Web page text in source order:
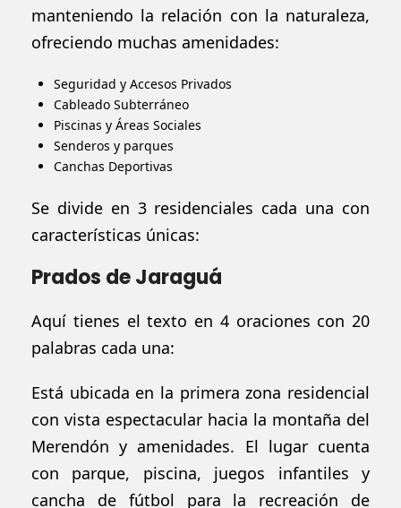
manteniendo la relación con la naturaleza,
ofreciendo muchas amenidades:
Seguridad y Accesos Privados
Cableado Subterráneo
Piscinas y Áreas Sociales
Senderos y parques
Canchas Deportivas
Se divide en 3 residenciales cada una con
características únicas:
Prados de Jaraguá
Aquí tienes el texto en 4 oraciones con 20
palabras cada una:
Está ubicada en la primera zona residencial
con vista espectacular hacia la montaña del
Merendón y amenidades. El lugar cuenta
con parque, piscina, juegos infantiles y
cancha de fútbol para la recreación de